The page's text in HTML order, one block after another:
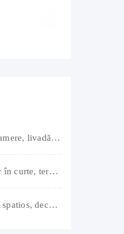
De vânzare: casă cu 6 camere, livadă, 3 199 mp, Girișul Negru, Bihor, 42 000 Euro. Comision 0.
De vânzare: casă, singur în curte, teren 500 mp, Muntele Găina, Oradea. 157.000 € (negociabil). Comision 0.
De vanzare: Apartament spatios, decomandat, bine compartimentat, 3 camere, 2 bai, bucatarie, suprafață utilă de 64 mp + 3 balcoane (11 mp), strada Barierei, zona Dragos Voda Oradea. 89 500 E (neg). Comision 0